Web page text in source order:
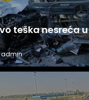
teška nesreća u
admin